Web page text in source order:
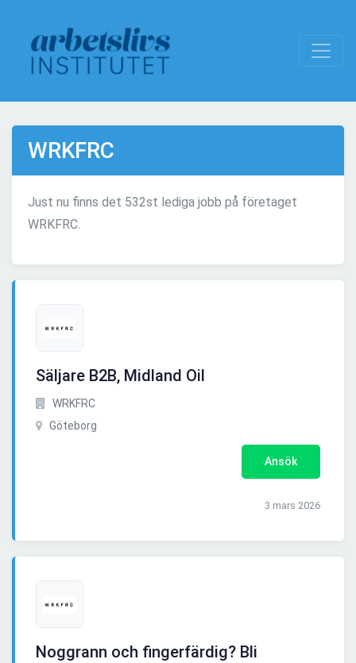
WRKFRC
Just nu finns det 532st lediga jobb på företaget
WRKFRC.
Säljare B2B, Midland Oil
WRKFRC
Göteborg
Ansök
3 mars 2026
Noggrann och fingerfärdig? Bli